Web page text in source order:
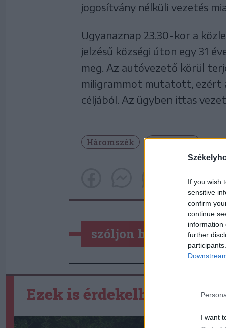
If you wish
sensitive
confirm
continue
information
further
I want
jogosítvány nélküli vezetés
Ugyanaznap 23.30-kor a
jelzésű községi úton egy 31
meg. Az autóvezető körül
miligrammot mutatott, ezért
céljából. Az ügyben ittas
Háromszék Rendőrség
szóljon hozzá!
Ezek is érdekelhetik